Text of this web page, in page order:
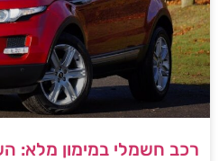
רכב חשמלי במימון מלא: